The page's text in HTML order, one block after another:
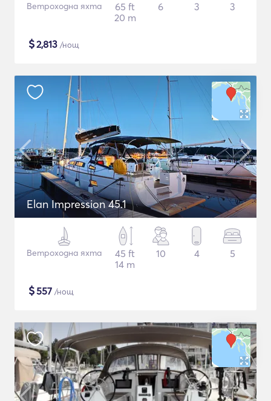
Ветроходна яхта
65 ft
20 m
6 3 3
$2,813 /нощ
Elan Impression 45.1
Ветроходна яхта
45 ft
14 m
10 4 5
$557 /нощ